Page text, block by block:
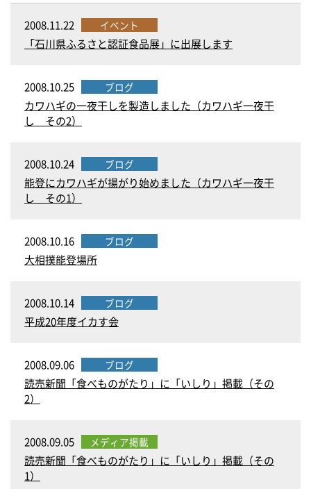
2008.11.22 イベント
「石川県ふるさと認証食品展」に出展します
2008.10.25 ブログ
カワハギの一夜干しを製造しました（カワハギ一夜干
し その2）
2008.10.24 ブログ
能登にカワハギが揚がり始めました（カワハギ一夜干
し その1）
2008.10.16 ブログ
大相撲能登場所
2008.10.14 ブログ
平成20年度イカす会
2008.09.06 ブログ
読売新聞「食べものがたり」に「いしり」掲載（その
2）
2008.09.05 メディア掲載
読売新聞「食べものがたり」に「いしり」掲載（その
1）